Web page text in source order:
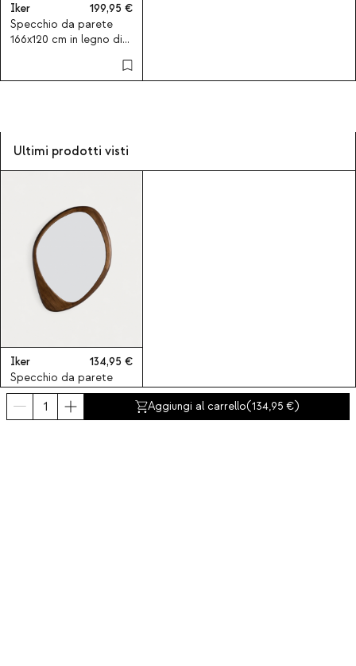
Aggiungi al carrello(134,95 )
Iker
199,95
Specchio da parete
166x120 cm in legno di
Ultimi prodotti visti
Iker
134,95
Specchio da parete
107x75 cm in legno di
pino Iker